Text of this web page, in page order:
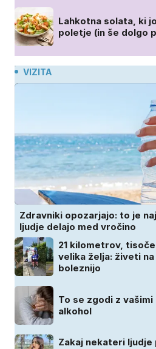
Lahkotna solata, ki
poletje (in še dolgo
VIZITA
Zdravniki opozarjajo: to je
ljudje delajo med vročino
21 kilometrov,
velika želja: živeti
boleznijo
To se zgodi z
alkohol
Zakaj nekateri